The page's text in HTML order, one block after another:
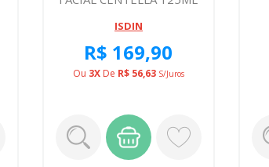
ISDIN
R$ 169,90
Ou 3XDe R$ 56,63 S/juros